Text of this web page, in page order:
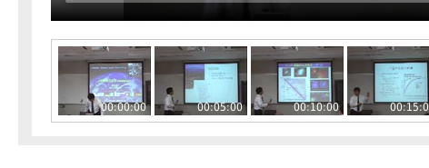
00:00:00 00:05:00 00:10:00